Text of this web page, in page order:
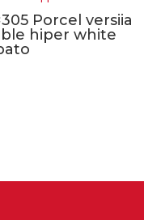
Porcel versiia
hiper white